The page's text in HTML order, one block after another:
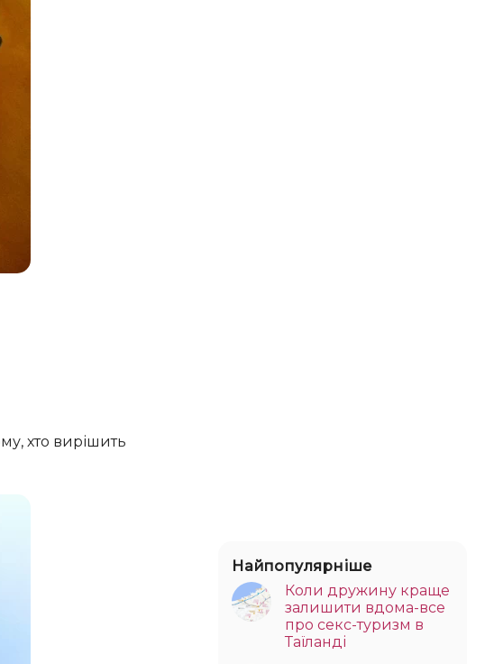
Найпопулярніше
Коли дружину краще
залишити вдома-все
про секс-туризм в
Таїланді